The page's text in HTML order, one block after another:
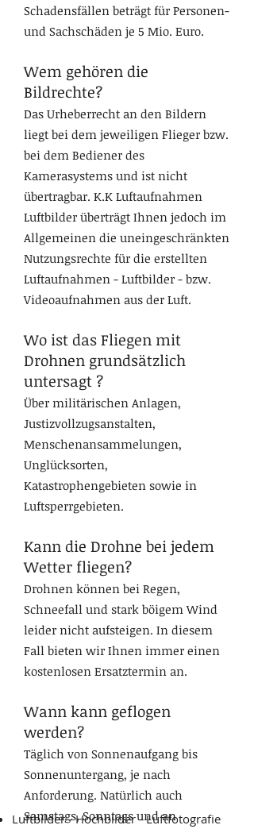
Schadensfällen beträgt für Personen-
und Sachschäden je 5 Mio. Euro.
Wem gehören die
Bildrechte?
Das Urheberrecht an den Bildern
liegt bei dem jeweiligen Flieger bzw.
bei dem Bediener des
Kamerasystems und ist nicht
übertragbar. K.K Luftaufnahmen
Luftbilder überträgt Ihnen jedoch im
Allgemeinen die uneingeschränkten
Nutzungsrechte für die erstellten
Luftaufnahmen - Luftbilder - bzw.
Videoaufnahmen aus der Luft.
Wo ist das Fliegen mit
Drohnen grundsätzlich
untersagt ?
Über militärischen Anlagen,
Justizvollzugsanstalten,
Menschenansammelungen,
Unglücksorten,
Katastrophengebieten sowie in
Luftsperrgebieten.
Kann die Drohne bei jedem
Wetter fliegen?
Drohnen können bei Regen,
Schneefall und stark böigem Wind
leider nicht aufsteigen. In diesem
Fall bieten wir Ihnen immer einen
kostenlosen Ersatztermin an.
Wann kann geflogen
werden?
Täglich von Sonnenaufgang bis
Sonnenuntergang, je nach
Anforderung. Natürlich auch
Samstags, Sonntags und an
Luftbilder - Hochbilder -Luftfotografie